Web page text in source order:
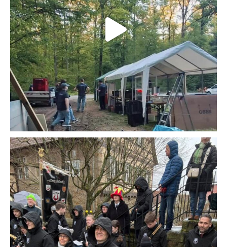
🎭🎺 Urzelntag 2026 – Wenn selbst das Wetter närrisch wird! 🌧️😄
Was für ein Tag! Beim Urzelntag 2026 haben wir dem Regen getrotzt, die
Instrumente gestimmt und mit jeder Menge guter Laune für Stimmung
gesorgt. 🥳🎶
Zwischen Narrenkappen, bunten Hüten und klirrenden Klängen haben wir
gezeigt:
👉 Blasmusik wärmt von innen
👉 Gemeinschaft ist das schönste Kostüm
👉 Und ein Lächeln passt zu jedem Outfit 😄
Danke an alle Urzeln, Zuhörer und Unterstützer – ihr habt diesen Tag
wieder einmal super gemacht! 🖤🎺 urzelnzunft Urzelnzunft Sachsenheim
e.V.